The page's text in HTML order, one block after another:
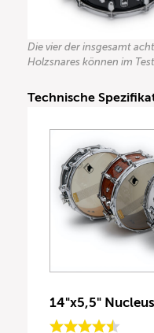
Die vier der insgesamt
Holzsnares können im
Technische
14"x5,5"